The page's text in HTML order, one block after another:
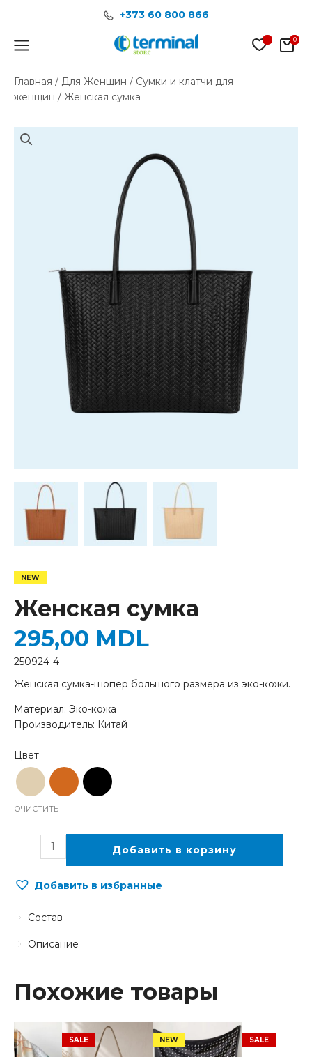
содержимому
+373 60 800 866
Main
Главная / Для Женщин / Сумки и клатчи для
женщин / Женская сумка
Женская сумка
Женская сумка-шопер большого размера из эко-кожи.
Материал: Эко-кожа
Производитель: Китай
295,00 MDL
ОЧИСТИТЬ
товара
Женская
Добавить в корзину
Добавить в избранные
250924-4
Описание
Состав
Похожие товары